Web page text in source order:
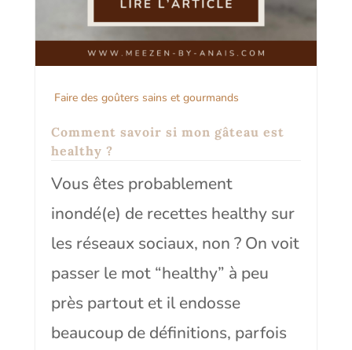
Faire des goûters sains et gourmands
Comment savoir si mon gâteau est
healthy ?
Vous êtes probablement
inondé(e) de recettes healthy sur
les réseaux sociaux, non ? On voit
passer le mot “healthy” à peu
près partout et il endosse
beaucoup de définitions, parfois